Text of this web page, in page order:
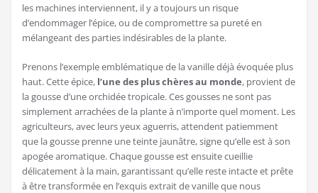
les machines interviennent, il y a toujours un risque
d’endommager l’épice, ou de compromettre sa pureté en
mélangeant des parties indésirables de la plante.
Prenons l’exemple emblématique de la vanille déjà évoquée plus
haut. Cette épice, l’une des plus chères au monde, provient de
la gousse d’une orchidée tropicale. Ces gousses ne sont pas
simplement arrachées de la plante à n’importe quel moment. Les
agriculteurs, avec leurs yeux aguerris, attendent patiemment
que la gousse prenne une teinte jaunâtre, signe qu’elle est à son
apogée aromatique. Chaque gousse est ensuite cueillie
délicatement à la main, garantissant qu’elle reste intacte et prête
à être transformée en l’exquis extrait de vanille que nous